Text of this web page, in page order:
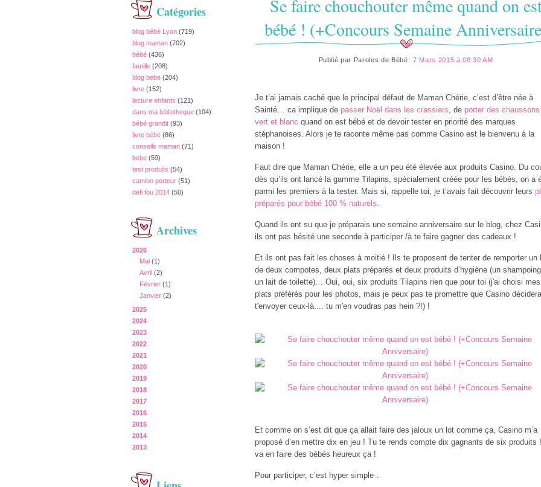
Catégories
blog bébé Lyon (719)
blog maman (702)
bébé (436)
famille (208)
blog bebe (204)
livre (152)
lecture enfants (121)
dans ma bibliotheque (104)
bébé grandit (93)
livre bébé (86)
conseils maman (71)
bebe (59)
test produits (54)
camion porteur (51)
defi fou 2014 (50)
Archives
2026
Mai (1)
Avril (2)
Février (1)
Janvier (2)
2025
2024
2023
2022
2021
2020
2019
2018
2017
2016
2015
2014
2013
Se faire chouchouter même quand on
bébé ! (+Concours Semaine
Publié par Paroles de Bébé 7 Mars 2015 à 08:30 AM
Je t’ai jamais caché que le principal défaut de Maman Chérie, c’est d’être née à
Sainté… ca implique de passer Noël dans les crassiers, de porter des chaussons
vert et blanc quand on est bébé et de devoir tester en priorité des marques
stéphanoises. Alors je te raconte même pas comme Casino est le bienvenu à la
maison !
Faut dire que Maman Chérie, elle a un peu été élevée aux produits Casino. Du
dès qu’ils ont lancé la gamme Tilapins, spécialement créée pour les bébés, on a
parmi les premiers à la tester. Mais si, rappelle toi, je t’avais fait découvrir leurs
préparés pour bébé 100 % naturels.
Quand ils ont su que je préparais une semaine anniversaire sur le blog, chez
ils ont pas hésité une seconde à participer /à te faire gagner des cadeaux !
Et ils ont pas fait les choses à moitié ! Ils te proposent de tenter de remporter un
de deux compotes, deux plats préparés et deux produits d’hygiène (un
un lait de toilette)… Oui, oui, six produits Tilapins rien que pour toi (j'ai choisi mes
plats préférés pour les photos, mais je peux pas te promettre que Casino
t'envoyer ceux-là.... tu m'en voudras pas hein ?!) !
Et comme on s’est dit que ça allait faire des jaloux un lot comme ça, Casino m’a
proposé d’en mettre dix en jeu ! Tu te rends compte dix gagnants de six produits
va en faire des bébés heureux ça !
Pour participer, c’est hyper simple :